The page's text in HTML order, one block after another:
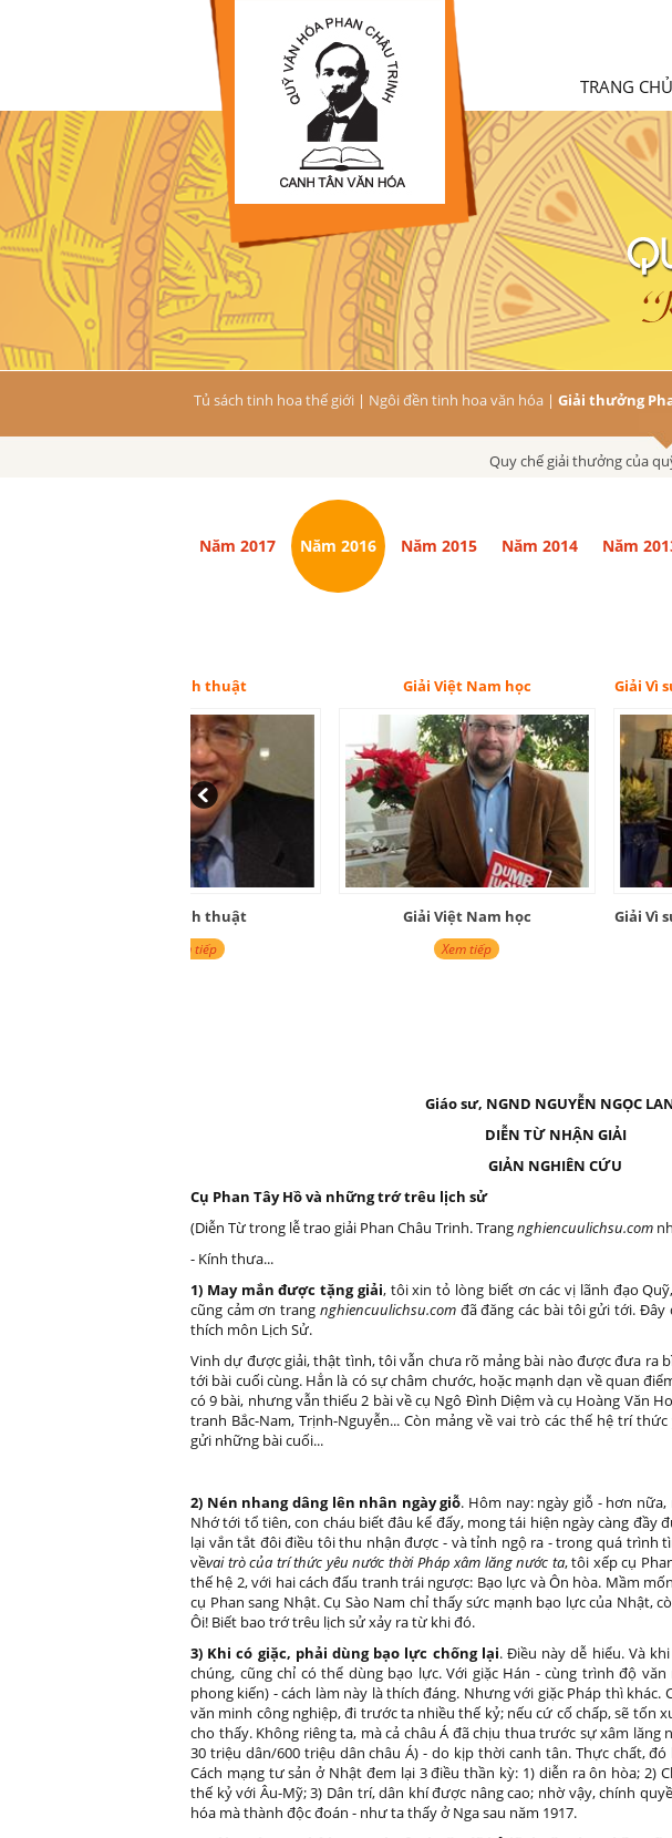
TRANG CHỦ
Tủ sách tinh hoa thế giới | Ngôi đền tinh hoa văn hóa | Giải thưởng
Quy chế giải thưởng của
Năm 2017 Năm 2016 Năm 2015 Năm 2014 Năm
Giải Vì sự nghiệp Văn hóa -
Giải Vì sự nghiệp Văn hóa -
Giáo sư, NGND NGUYỄN NGỌC
DIỄN TỪ NHẬN GIẢI
GIẢN NGHIÊN CỨU
Cụ Phan Tây Hồ và những trớ trêu lịch sử
(Diễn Từ trong lễ trao giải Phan Châu Trinh. Trangnghiencuulichsu.com
- Kính thưa...
1) May mắn được tặng giải, tôi xin tỏ lòng biết ơn các vị lãnh đạo
cũng cảm ơn trang nghiencuulichsu.comđã đăng các bài tôi gửi tới. Đây
thích môn Lịch Sử.
Vinh dự được giải, thật tình, tôi vẫn chưa rõ mảng bài nào được đưa ra
tới bài cuối cùng. Hẳn là có sự châm chước, hoặc mạnh dạn về quan
có 9 bài, nhưng vẫn thiếu 2 bài về cụ Ngô Đình Diệm và cụ Hoàng Văn
tranh Bắc-Nam, Trịnh-Nguyễn... Còn mảng về vai trò các thế hệ trí
gửi những bài cuối...
2) Nén nhang dâng lên nhân ngày giỗ. Hôm nay: ngày giỗ - hơn
Nhớ tới tổ tiên, con cháu biết đâu kể đấy, mong tái hiện ngày càng đầy
lại vắn tắt đôi điều tôi thu nhận được - và tỉnh ngộ ra - trong quá trình
vềvai trò của trí thức yêu nước thời Pháp xâm lăng nước ta, tôi xếp cụ
thế hệ 2, với hai cách đấu tranh trái ngược: Bạo lực và Ôn hòa. Mầm
cụ Phan sang Nhật. Cụ Sào Nam chỉ thấy sức mạnh bạo lực của Nhật,
Ôi! Biết bao trớ trêu lịch sử xảy ra từ khi đó.
3) Khi có giặc, phải dùng bạo lực chống lại. Điều này dễ hiểu. Và
chúng, cũng chỉ có thể dùng bạo lực. Với giặc Hán - cùng trình độ
phong kiến) - cách làm này là thích đáng. Nhưng với giặc Pháp thì khác.
văn minh công nghiệp, đi trước ta nhiều thế kỷ; nếu cứ cố chấp, sẽ tốn
cho thấy. Không riêng ta, mà cả châu Á đã chịu thua trước sự xâm lăng
30 triệu dân/600 triệu dân châu Á) - do kịp thời canh tân. Thực chất, đó
Cách mạng tư sản ở Nhật đem lại 3 điều thần kỳ: 1) diễn ra ôn hòa; 2)
thế kỷ với Âu-Mỹ; 3) Dân trí, dân khí được nâng cao; nhờ vậy, chính
hóa mà thành độc đoán - như ta thấy ở Nga sau năm 1917.